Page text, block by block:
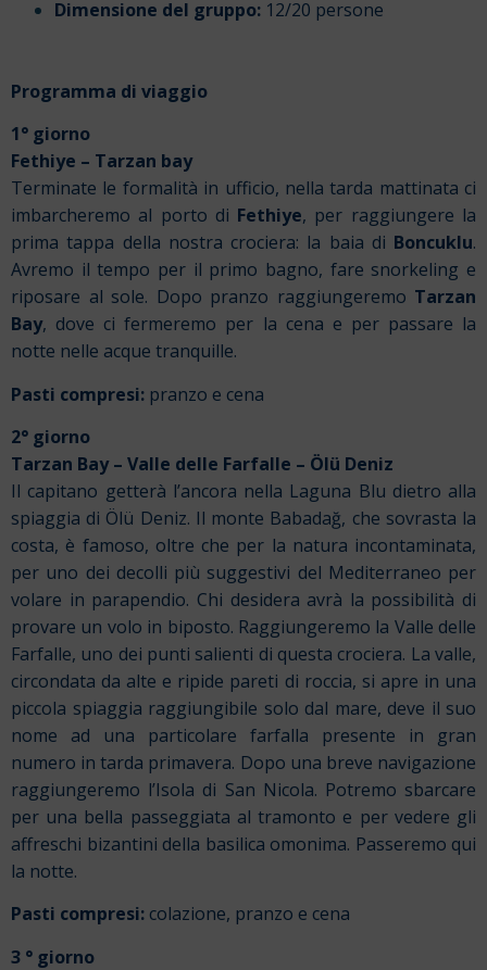
Dimensione del gruppo: 12/20 persone
Programma di viaggio
1° giorno
Fethiye – Tarzan bay
Terminate le formalità in ufficio, nella tarda mattinata ci
imbarcheremo al porto di Fethiye, per raggiungere la
prima tappa della nostra crociera: la baia di Boncuklu.
Avremo il tempo per il primo bagno, fare snorkeling e
riposare al sole. Dopo pranzo raggiungeremo Tarzan
Bay, dove ci fermeremo per la cena e per passare la
notte nelle acque tranquille.
Pasti compresi: pranzo e cena
2° giorno
Tarzan Bay – Valle delle Farfalle – Ölü Deniz
Il capitano getterà l’ancora nella Laguna Blu dietro alla
spiaggia di Ölü Deniz. Il monte Babadağ, che sovrasta la
costa, è famoso, oltre che per la natura incontaminata,
per uno dei decolli più suggestivi del Mediterraneo per
volare in parapendio. Chi desidera avrà la possibilità di
provare un volo in biposto. Raggiungeremo la Valle delle
Farfalle, uno dei punti salienti di questa crociera. La valle,
circondata da alte e ripide pareti di roccia, si apre in una
piccola spiaggia raggiungibile solo dal mare, deve il suo
nome ad una particolare farfalla presente in gran
numero in tarda primavera. Dopo una breve navigazione
raggiungeremo l’Isola di San Nicola. Potremo sbarcare
per una bella passeggiata al tramonto e per vedere gli
affreschi bizantini della basilica omonima. Passeremo qui
la notte.
Pasti compresi: colazione, pranzo e cena
3 ° giorno